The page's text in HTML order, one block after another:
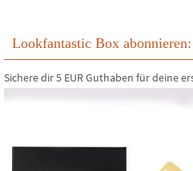
Lookfantastic Box abonnieren:
Sichere dir 5 EUR Guthaben für deine